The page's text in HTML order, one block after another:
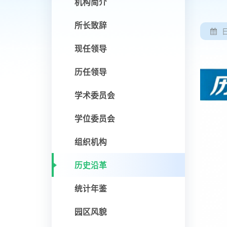
所长致辞
现任领导
历任领导
学术委员会
学位委员会
组织机构
历史沿革
统计年鉴
园区风貌